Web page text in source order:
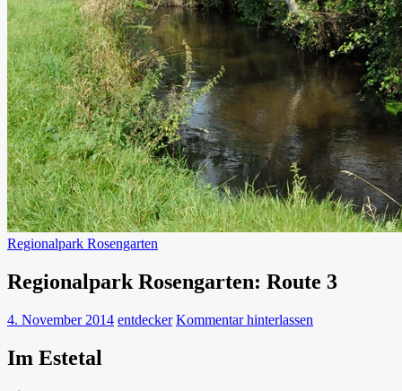
Regionalpark Rosengarten
Regionalpark Rosengarten: Route 3
4. November 2014 entdecker Kommentar hinterlassen
Im Estetal